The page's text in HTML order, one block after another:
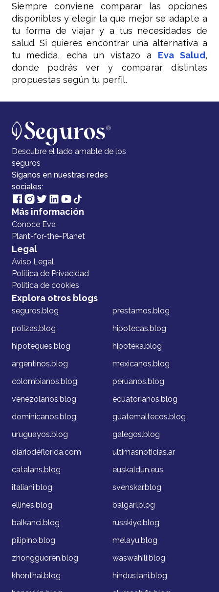
Siempre conviene comparar las opciones
disponibles y elegir la que mejor se adapte a
tu forma de viajar y a tus necesidades de
salud. Si quieres encontrar una alternativa a
tu medida, echa un vistazo a Eva Salud,
donde podrás ver y comparar distintas
propuestas según tu perfil.
Descubre el lado amable de los
seguros
Síganos en nuestras redes
sociales:
Más información
Conoce Eva
Plant-for-the-Planet
Legal
Aviso Legal
Política de Privacidad
Política de cookies
Explora otros blogs
seguros.blog
prestamos.blog
polizas.blog
hipotecas.blog
hipoteques.blog
hipoteka.blog
argentinos.blog
mexicanos.blog
colombianos.blog
peruanos.blog
venezolanos.blog
ecuatorianos.blog
dominicanos.blog
guatemaltecos.blog
uruguayos.blog
galegos.blog
diariodeflorida.com
ultimasnoticias.ar
catalans.blog
euskaldun.eus
italiani.blog
svenskar.blog
ellines.blog
balgari.blog
balkanci.blog
russkiye.blog
pilipino.blog
melayu.blog
zhongguoren.blog
waswahili.blog
khonthai.blog
hindustani.blog